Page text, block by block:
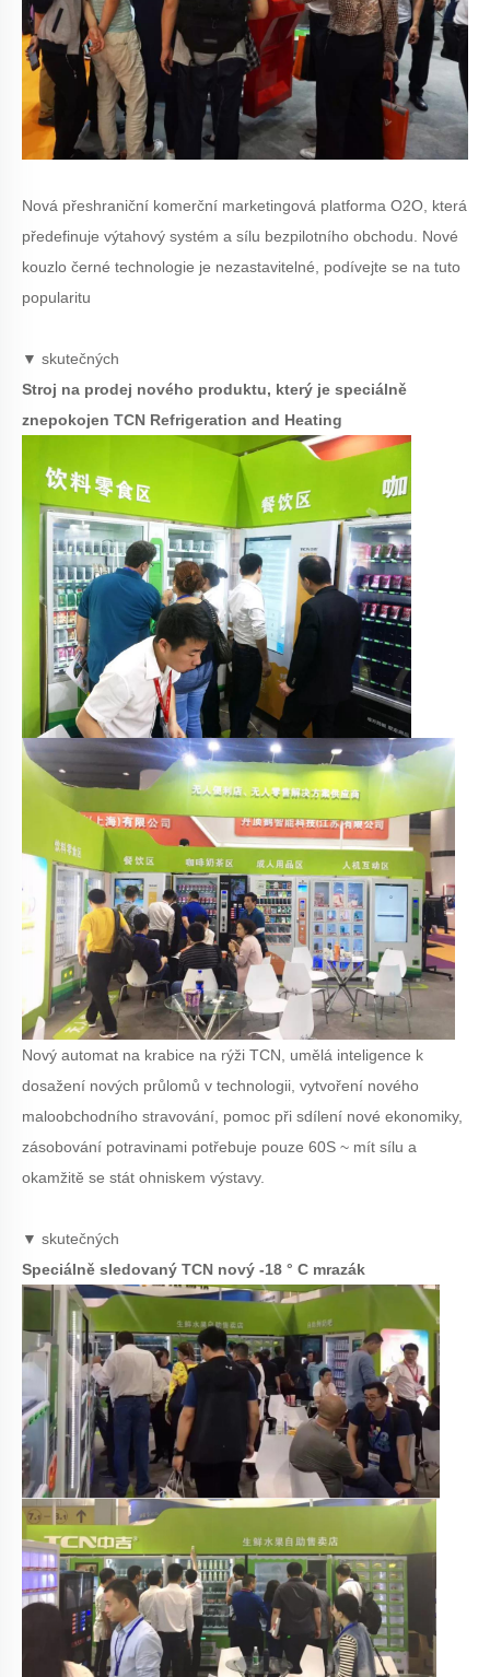
Nová přeshraniční komerční marketingová platforma O2O, která
předefinuje výtahový systém a sílu bezpilotního obchodu. Nové
kouzlo černé technologie je nezastavitelné, podívejte se na tuto
popularitu
▼ skutečných
Stroj na prodej nového produktu, který je speciálně
znepokojen TCN Refrigeration and Heating
Nový automat na krabice na rýži TCN, umělá inteligence k
dosažení nových průlomů v technologii, vytvoření nového
maloobchodního stravování, pomoc při sdílení nové ekonomiky,
zásobování potravinami potřebuje pouze 60S ~ mít sílu a
okamžitě se stát ohniskem výstavy.
▼ skutečných
Speciálně sledovaný TCN nový -18 ° C mrazák